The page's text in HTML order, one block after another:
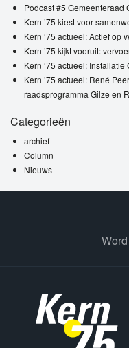
Podcast #5 Gemeenteraad
Kern ’75 kiest voor
Kern ‘75 actueel: Actief op
Kern ’75 kijkt vooruit:
Kern ‘75 actueel:
Kern ’75 actueel: René
raadsprogramma Gilze en
Categorieën
archief
Column
Nieuws